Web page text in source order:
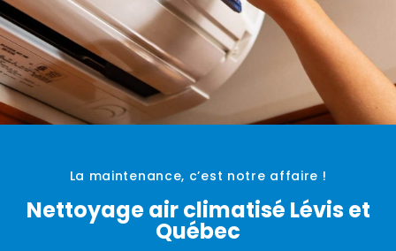
La maintenance, c’est notre affaire !
Nettoyage air climatisé Lévis et
Québec